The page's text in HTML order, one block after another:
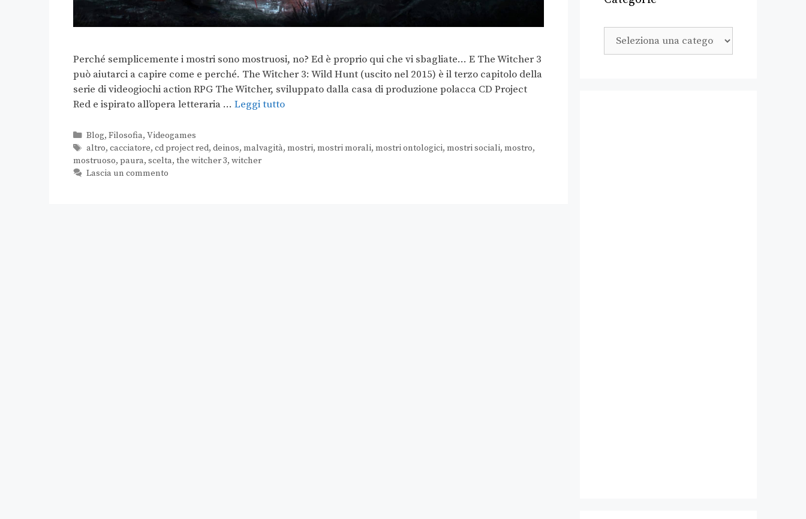
Perché semplicemente i mostri sono mostruosi, no? Ed è proprio qui che vi sbagliate… E The Witcher 3
può aiutarci a capire come e perché. The Witcher 3: Wild Hunt (uscito nel 2015) è il terzo capitolo della
serie di videogiochi action RPG The Witcher, sviluppato dalla casa di produzione polacca CD Project
Red e ispirato all’opera letteraria … Leggi tutto
Blog, Filosofia, Videogames
altro, cacciatore, cd project red, deinos, malvagità, mostri, mostri morali, mostri ontologici, mostri sociali, mostro,
mostruoso, paura, scelta, the witcher 3, witcher
Lascia un commento